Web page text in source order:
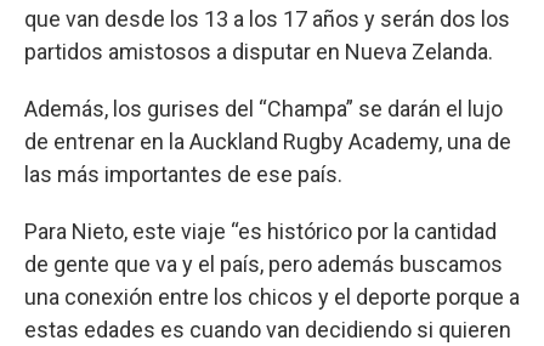
que van desde los 13 a los 17 años y serán dos los
partidos amistosos a disputar en Nueva Zelanda.
Además, los gurises del “Champa” se darán el lujo
de entrenar en la Auckland Rugby Academy, una de
las más importantes de ese país.
Para Nieto, este viaje “es histórico por la cantidad
de gente que va y el país, pero además buscamos
una conexión entre los chicos y el deporte porque a
estas edades es cuando van decidiendo si quieren